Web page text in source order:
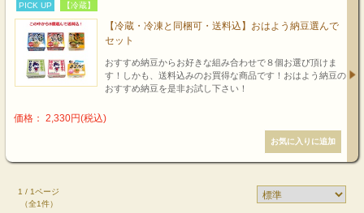
PICK UP 【冷蔵】
【冷蔵・冷凍と同梱可・送料込】おはよう納豆選んで
セット
おすすめ納豆からお好きな組み合わせで８個お選び頂けま
す！しかも、送料込みのお買得な商品です！おはよう納豆の
おすすめ納豆を是非お試し下さい！
価格： 2,330円(税込)
1 / 1ページ
（全1件）